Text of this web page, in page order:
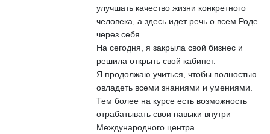
улучшать качество жизни конкретного
человека, а здесь идет речь о всем Роде
через себя.
На сегодня, я закрыла свой бизнес и
решила открыть свой кабинет.
Я продолжаю учиться, чтобы полностью
овладеть всеми знаниями и умениями.
Тем более на курсе есть возможность
отрабатывать свои навыки внутри
Международного центра